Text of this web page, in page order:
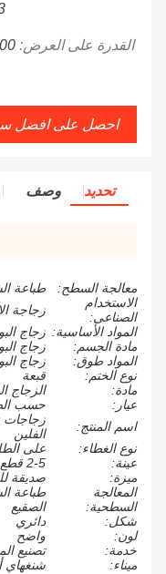
القدرة على العرض:
احصل على افضل
تحديد وصف
معالجة السطح:
طباعة
الاستخدام
الصناعى:
زجاجة
المواد الأساسية: زجاج
مادة الجسم:
زجاج
المواد طوق:
زجاج
نوع الختم:
قبعة
مادة:
الزجاج
عيار:
حسب
اسم المنتج:
زجاجات
الفلين
نوع الغطاء:
على
عينة:
2-5 قطع مجانية
ميزة:
صديقة
المعالجة
السطحية:
طباعة
الصقيع
شكل:
دائري
لون:
واضح
خدمة:
تصنيع
ميناء:
شنغهاي